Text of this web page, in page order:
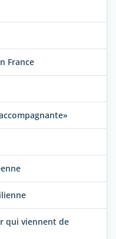
France
qui viennent de